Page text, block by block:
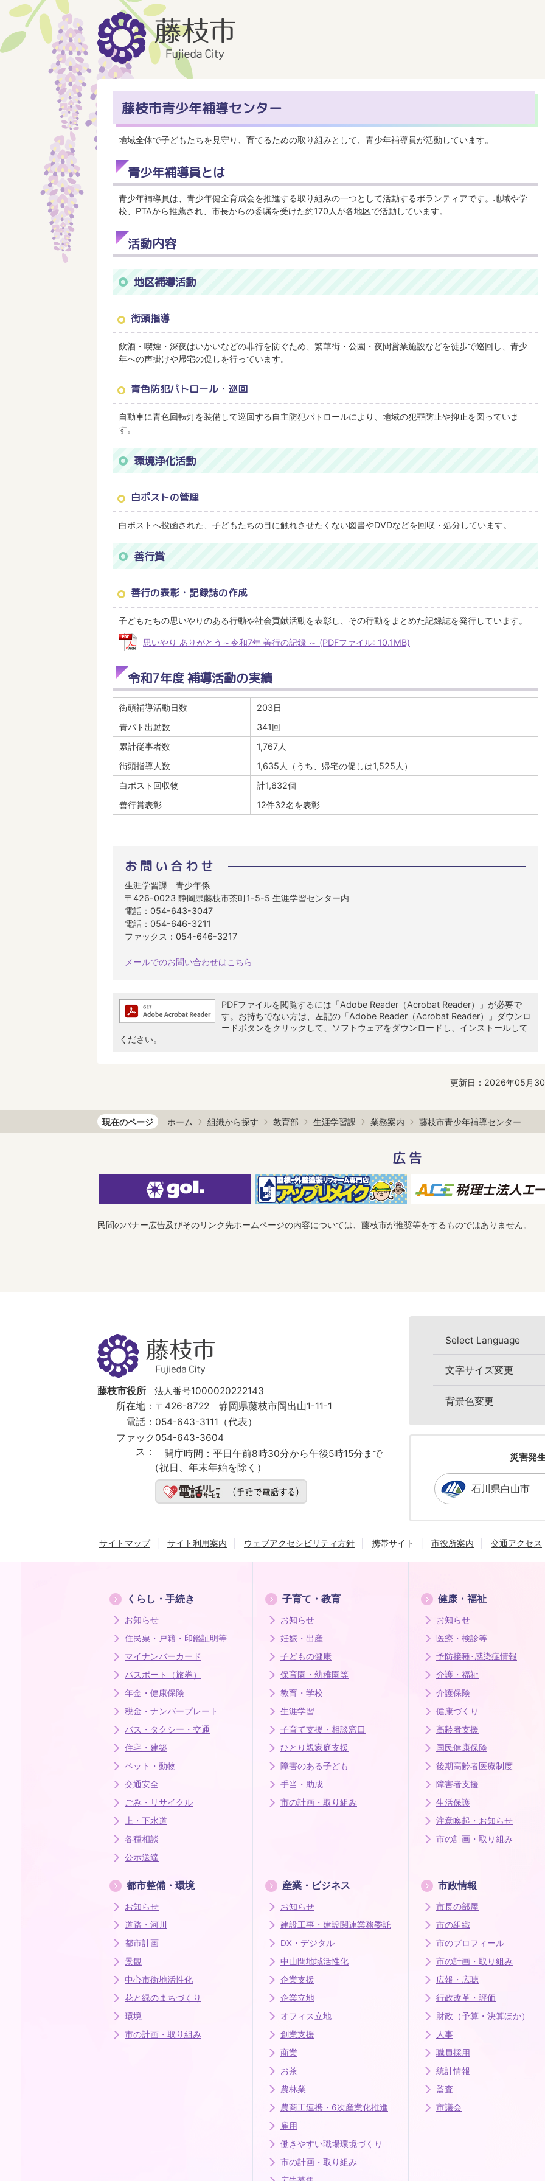
藤枝市青少年補導センター
地域全体で子どもたちを見守り、育てるための取り組みとして、青少年補導員が活動しています。
青少年補導員とは
青少年補導員は、青少年健全育成会を推進する取り組みの一つとして活動するボランティアです。地域や学
校、PTAから推薦され、市長からの委嘱を受けた約170人が各地区で活動しています。
活動内容
地区補導活動
街頭指導
飲酒・喫煙・深夜はいかいなどの非行を防ぐため、繁華街・公園・夜間営業施設などを徒歩で巡回し、青少
年への声掛けや帰宅の促しを行っています。
青色防犯パトロール・巡回
自動車に青色回転灯を装備して巡回する自主防犯パトロールにより、地域の犯罪防止や抑止を図っていま
す。
環境浄化活動
白ポストの管理
白ポストへ投函された、子どもたちの目に触れさせたくない図書やDVDなどを回収・処分しています。
善行賞
善行の表彰・記録誌の作成
子どもたちの思いやりのある行動や社会貢献活動を表彰し、その行動をまとめた記録誌を発行しています。
思いやり ありがとう～令和7年 善行の記録 ～ (PDFファイル: 10.1MB)
令和7年度 補導活動の実績
街頭補導活動日数
203日
青パト出動数
341回
累計従事者数
1,767人
街頭指導人数
1,635人（うち、帰宅の促しは1,525人）
白ポスト回収物
計1,632個
善行賞表彰
12件32名を表彰
お問い合わせ
生涯学習課 青少年係
〒426-0023 静岡県藤枝市茶町1-5-5 生涯学習センター内
電話：054-643-3047
電話：054-646-3211
ファックス：054-646-3217
メールでのお問い合わせはこちら
PDFファイルを閲覧するには「Adobe Reader（Acrobat Reader）」が必要で
す。お持ちでない方は、左記の「Adobe Reader（Acrobat Reader）」ダウンロ
ードボタンをクリックして、ソフトウェアをダウンロードし、インストールして
ください。
更新日：2026年05月
現在のページ ホーム 組織から探す 教育部 生涯学習課 業務案内 藤枝市青少年補導センター
広告
民間のバナー広告及びそのリンク先ホームページの内容については、藤枝市が推奨等をするものではありません。
藤
枝
市
Fujieda
City
藤枝市役所
法人番号1000020222143
所在地： 〒426-8722 静岡県藤枝市岡出山1-11-1
電話： 054-643-3111（代表）
ファック
ス：
054-643-3604
開庁時間： 平日午前8時30分から午後5時15分まで
（祝日、年末年始を除く）
Select Language
文字サイズ変更
背景色変更
災害発
石川県白山市
サイトマップ サイト利用案内 ウェブアクセシビリティ方針 携帯サイト 市役所案内 交通アクセス
くらし・手続き
お知らせ
住民票・戸籍・印鑑証明等
マイナンバーカード
パスポート（旅券）
年金・健康保険
税金・ナンバープレート
バス・タクシー・交通
住宅・建築
ペット・動物
交通安全
ごみ・リサイクル
上・下水道
各種相談
公示送達
子育て・教育
お知らせ
妊娠・出産
子どもの健康
保育園・幼稚園等
教育・学校
生涯学習
子育て支援・相談窓口
ひとり親家庭支援
障害のある子ども
手当・助成
市の計画・取り組み
健康・福祉
お知らせ
医療・検診等
予防接種･感染症情報
介護・福祉
介護保険
健康づくり
高齢者支援
国民健康保険
後期高齢者医療制度
障害者支援
生活保護
注意喚起・お知らせ
市の計画・取り組み
都市整備・環境
お知らせ
道路・河川
都市計画
景観
中心市街地活性化
花と緑のまちづくり
環境
市の計画・取り組み
産業・ビジネス
お知らせ
建設工事・建設関連業務委託
DX・デジタル
中山間地域活性化
企業支援
企業立地
オフィス立地
創業支援
商業
お茶
農林業
農商工連携・6次産業化推進
雇用
働きやすい職場環境づくり
市の計画・取り組み
市政情報
市長の部屋
市の組織
市のプロフィール
市の計画・取り組み
広報・広聴
行政改革・評価
財政（予算・決算ほか）
人事
職員採用
統計情報
監査
市議会